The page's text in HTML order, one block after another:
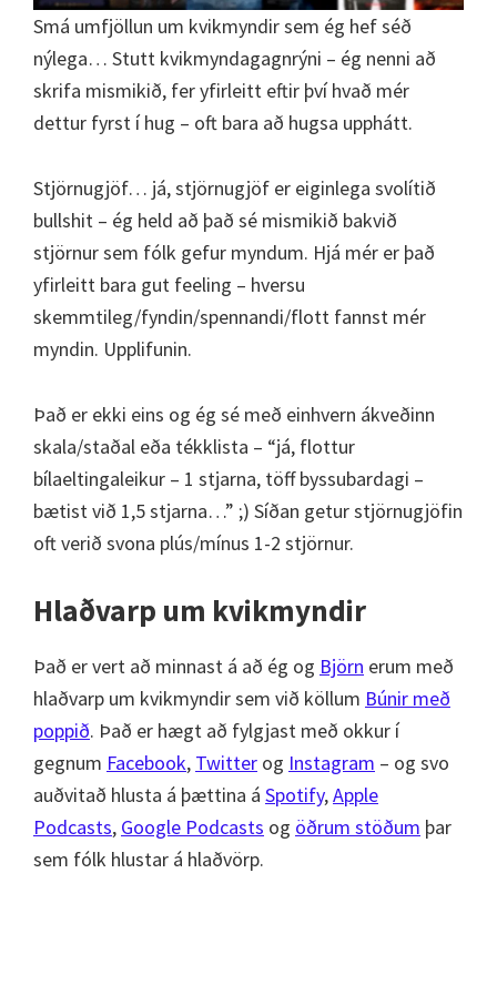
Smá umfjöllun um kvikmyndir sem ég hef séð
nýlega… Stutt kvikmyndagagnrýni – ég nenni að
skrifa mismikið, fer yfirleitt eftir því hvað mér
dettur fyrst í hug – oft bara að hugsa upphátt.
Stjörnugjöf… já, stjörnugjöf er eiginlega svolítið
bullshit – ég held að það sé mismikið bakvið
stjörnur sem fólk gefur myndum. Hjá mér er það
yfirleitt bara gut feeling – hversu
skemmtileg/fyndin/spennandi/flott fannst mér
myndin. Upplifunin.
Það er ekki eins og ég sé með einhvern ákveðinn
skala/staðal eða tékklista – “já, flottur
bílaeltingaleikur – 1 stjarna, töff byssubardagi –
bætist við 1,5 stjarna…” ;) Síðan getur stjörnugjöfin
oft verið svona plús/mínus 1-2 stjörnur.
Hlaðvarp um kvikmyndir
Það er vert að minnast á að ég og Björn erum með
hlaðvarp um kvikmyndir sem við köllum Búnir með
poppið. Það er hægt að fylgjast með okkur í
gegnum Facebook, Twitter og Instagram – og svo
auðvitað hlusta á þættina á Spotify,Apple
Podcasts, Google Podcasts og öðrum stöðum þar
sem fólk hlustar á hlaðvörp.